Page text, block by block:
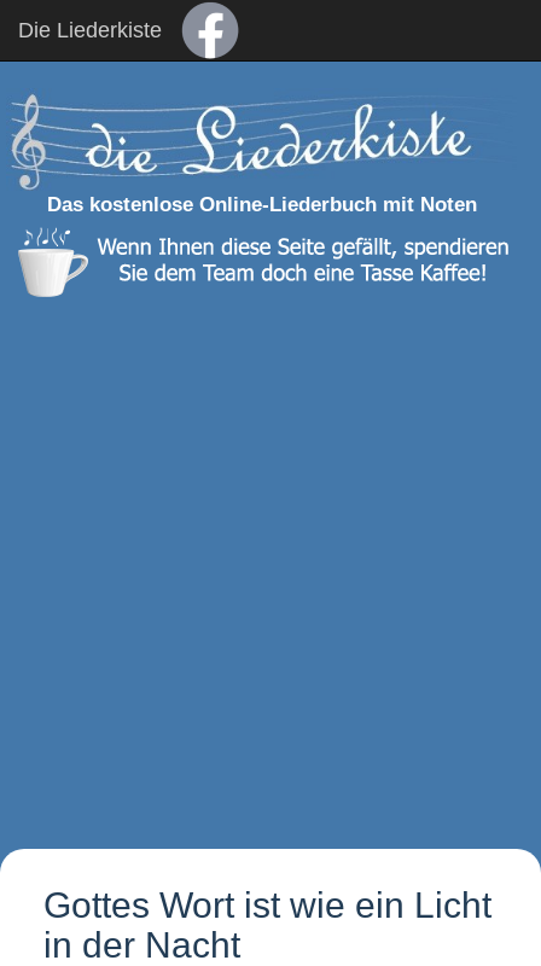
Die Liederkiste
Das kostenlose Online-Liederbuch mit Noten
Gottes Wort ist wie ein Licht
in der Nacht